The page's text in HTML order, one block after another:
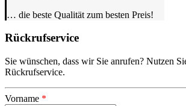
… die beste Qualität zum besten Preis!
Rückrufservice
Sie wünschen, dass wir Sie anrufen? Nutzen
Rückrufservice.
Vorname *